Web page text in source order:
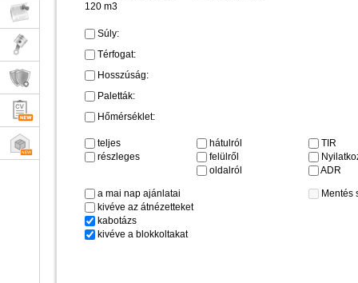
120 m3
Súly:
Térfogat:
Hosszúság:
Paletták:
Hőmérséklet:
teljes
részleges
hátulról
felülről
oldalról
TIR
ADR
a mai nap ajánlatai
kivéve az átnézetteket
kabotázs
kivéve a blokkoltakat
Mentés